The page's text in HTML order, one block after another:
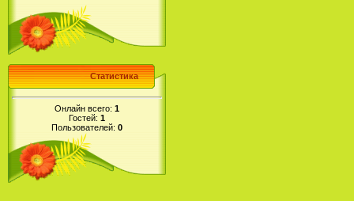
Статистика
Онлайн всего: 1
Гостей: 1
Пользователей: 0